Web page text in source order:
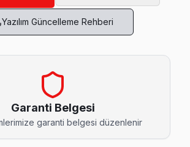
TV ses ama görüntü yok
Açılmıyor Arıza →
Servis
Cihangir bölgesinde Telefunken TV
Servis Merkezi →
Telefunken Servis
gelen Telefunken TV arızaları arasında
Yazılım Güncelleme Rehberi
Garanti Belgesi
garanti belgesi düzenlenir